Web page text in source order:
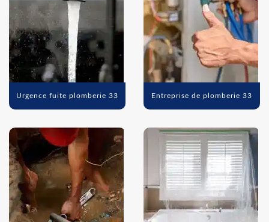
Urgence fuite plomberie 33 Entreprise de plomberie 33